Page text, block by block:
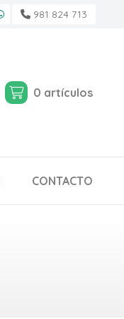
981 824 713
0 artículos
CONTACTO